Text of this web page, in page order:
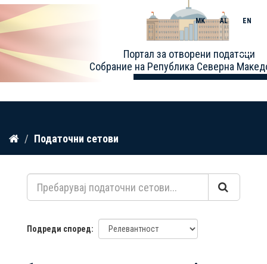
Прескокнете
содржина
Портал за отворени податоци
Собрание на Република Северна
MK AL EN
Toggle
Податочни сетови
Подреди според